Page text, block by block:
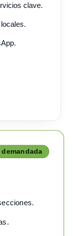
clave.
demandada